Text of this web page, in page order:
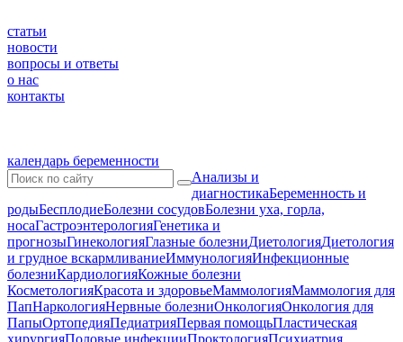
статьи
новости
вопросы и ответы
о нас
контакты
календарь беременности
Анализы и
диагностикаБеременность и
родыБесплодиеБолезни сосудовБолезни уха, горла,
носаГастроэнтерологияГенетика и
прогнозыГинекологияГлазные болезниДиетологияДиетология
и грудное вскармливаниеИммунологияИнфекционные
болезниКардиологияКожные болезни
КосметологияКрасота и здоровьеМаммологияМаммология для
ПапНаркологияНервные болезниОнкологияОнкология для
ПапыОртопедияПедиатрияПервая помощьПластическая
хирургияПоловые инфекцииПроктологияПсихиатрия